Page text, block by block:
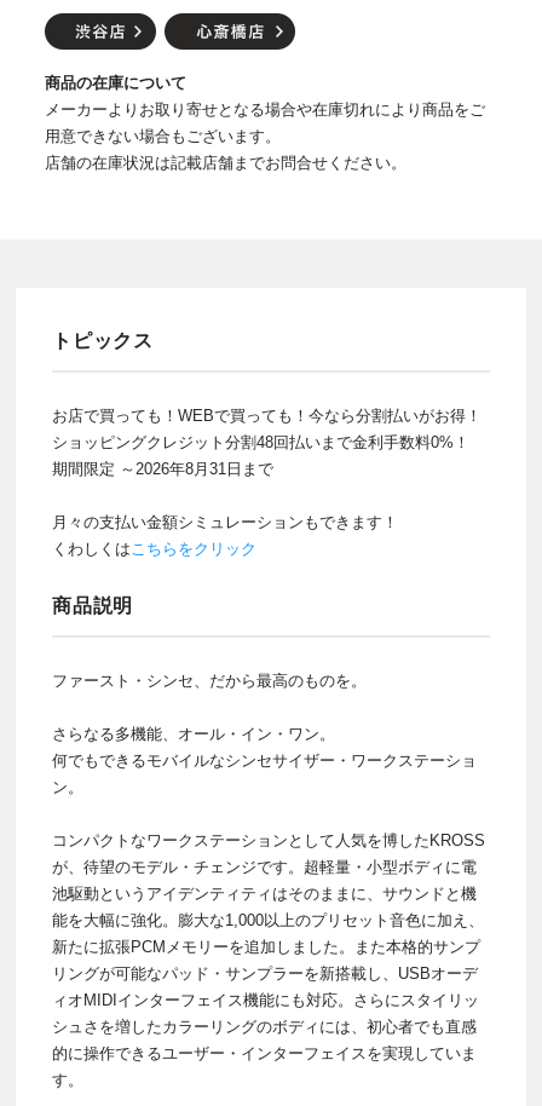
商品の在庫について
メーカーよりお取り寄せとなる場合や在庫切れにより商品をご
用意できない場合もございます。
店舗の在庫状況は記載店舗までお問合せください。
トピックス
お店で買っても！WEBで買っても！今なら分割払いがお得！
ショッピングクレジット分割48回払いまで金利手数料0%！
期間限定 ～2026年8月31日まで
月々の支払い金額シミュレーションもできます！
くわしくはこちらをクリック
商品説明
ファースト・シンセ、だから最高のものを。
さらなる多機能、オール・イン・ワン。
何でもできるモバイルなシンセサイザー・ワークステーショ
ン。
コンパクトなワークステーションとして人気を博したKROSS
が、待望のモデル・チェンジです。超軽量・小型ボディに電
池駆動というアイデンティティはそのままに、サウンドと機
能を大幅に強化。膨大な1,000以上のプリセット音色に加え、
新たに拡張PCMメモリーを追加しました。また本格的サンプ
リングが可能なパッド・サンプラーを新搭載し、USBオーデ
ィオMIDIインターフェイス機能にも対応。さらにスタイリッ
シュさを増したカラーリングのボディには、初心者でも直感
的に操作できるユーザー・インターフェイスを実現していま
す。